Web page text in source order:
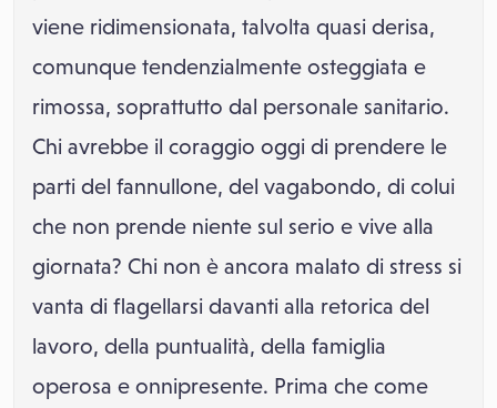
viene ridimensionata, talvolta quasi derisa,
comunque tendenzialmente osteggiata e
rimossa, soprattutto dal personale sanitario.
Chi avrebbe il coraggio oggi di prendere le
parti del fannullone, del vagabondo, di colui
che non prende niente sul serio e vive alla
giornata? Chi non è ancora malato di stress si
vanta di flagellarsi davanti alla retorica del
lavoro, della puntualità, della famiglia
operosa e onnipresente. Prima che come